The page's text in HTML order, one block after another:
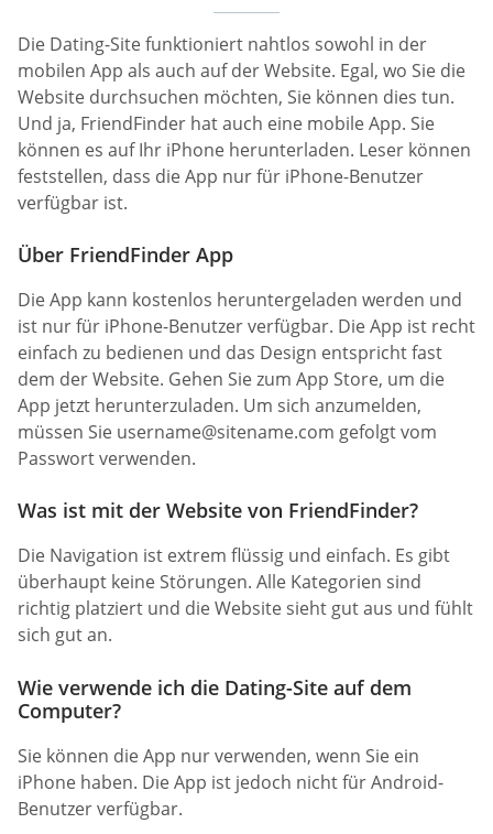
Die Dating-Site funktioniert nahtlos sowohl in der
mobilen App als auch auf der Website. Egal, wo Sie die
Website durchsuchen möchten, Sie können dies tun.
Und ja, FriendFinder hat auch eine mobile App. Sie
können es auf Ihr iPhone herunterladen. Leser können
feststellen, dass die App nur für iPhone-Benutzer
verfügbar ist.
Über FriendFinder App
Die App kann kostenlos heruntergeladen werden und
ist nur für iPhone-Benutzer verfügbar. Die App ist recht
einfach zu bedienen und das Design entspricht fast
dem der Website. Gehen Sie zum App Store, um die
App jetzt herunterzuladen. Um sich anzumelden,
müssen Sie username@sitename.com gefolgt vom
Passwort verwenden.
Was ist mit der Website von FriendFinder?
Die Navigation ist extrem flüssig und einfach. Es gibt
überhaupt keine Störungen. Alle Kategorien sind
richtig platziert und die Website sieht gut aus und fühlt
sich gut an.
Wie verwende ich die Dating-Site auf dem
Computer?
Sie können die App nur verwenden, wenn Sie ein
iPhone haben. Die App ist jedoch nicht für Android-
Benutzer verfügbar.